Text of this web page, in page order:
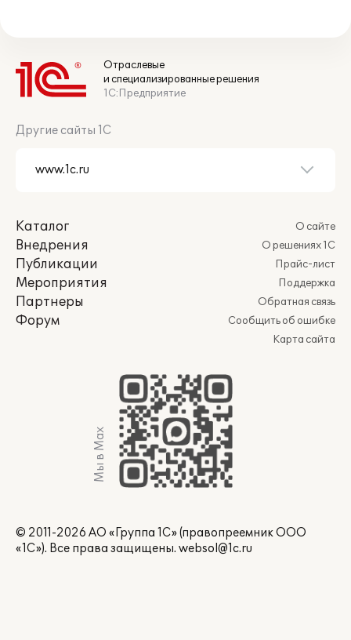
Отраслевые
и специализированные решения
1С:Предприятие
Другие сайты 1С
Каталог
Внедрения
Публикации
Мероприятия
Партнеры
Форум
О сайте
О решениях 1С
Прайс-лист
Поддержка
Обратная связь
Сообщить об ошибке
Карта сайта
Мы в Max
© 2011-2026 АО «Группа 1С» (правопреемник ООО
«1С»). Все права защищены. websol@1c.ru